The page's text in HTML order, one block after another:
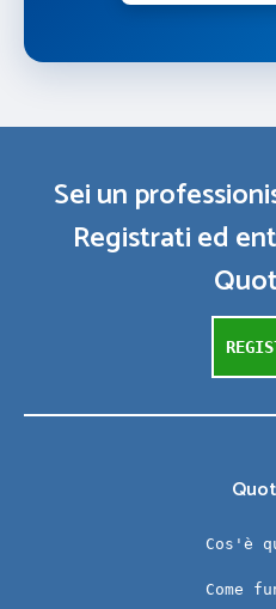
Sei un
Registrati ed
Cos'è
Come